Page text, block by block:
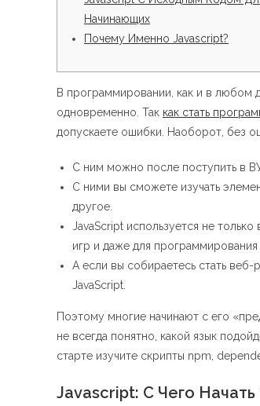
Начинающих
Почему Именно Javascript?
В программировании, как и в любом
одновременно. Так как стать
допускаете ошибки. Наоборот, без
С ним можно после поступить в
С ними вы сможете изучать
другое.
JavaScript используется не
игр и даже для
А если вы собираетесь стать
JavaScript.
Поэтому многие начинают с его
не всегда понятно, какой язык
старте изучите скрипты npm,
Javascript: С Чего